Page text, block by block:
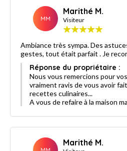
MM
Marithé M.
Visiteur
Ambiance très sympa. Des
gestes, tout était parfait . Je
Réponse du propriétaire :
Nous vous remercions pour
vraiment ravis de vous avoir
recettes culinaires...
A vous de refaire à la maison
Marithé M.